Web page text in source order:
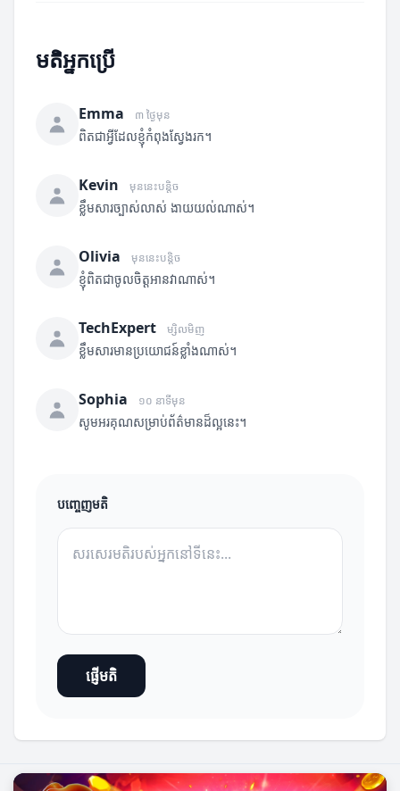
មតិអ្នកប្រើ
Emma ៣ ថ្ងៃមុន
ពិតជាអ្វីដែលខ្ញុំកំពុងស្វែងរក។
Kevin មុននេះបន្តិច
ខ្លឹមសារច្បាស់លាស់ ងាយយល់ណាស់។
Olivia មុននេះបន្តិច
ខ្ញុំពិតជាចូលចិត្តអានវាណាស់។
TechExpert ម្សិលមិញ
ខ្លឹមសារមានប្រយោជន៍ខ្លាំងណាស់។
Sophia ១០ នាទីមុន
សូមអរគុណសម្រាប់ព័ត៌មានដ៏ល្អនេះ។
បញ្ចេញមតិ
ផ្ញើមតិ